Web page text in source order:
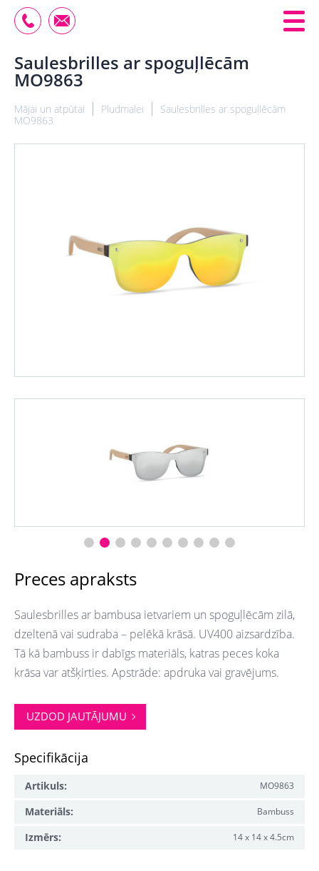
Saulesbrilles ar spoguļlēcām
MO9863
Mājai un atpūtai Pludmalei
Saulesbrilles ar spoguļlēcām
MO9863
Preces apraksts
Saulesbrilles ar bambusa ietvariem un spoguļlēcām zilā,
dzeltenā vai sudraba – pelēkā krāsā. UV400 aizsardzība.
Tā kā bambuss ir dabīgs materiāls, katras peces koka
krāsa var atšķirties. Apstrāde: apdruka vai gravējums.
UZDOD JAUTĀJUMU
Specifikācija
Artikuls: MO9863
Materiāls: Bambuss
Izmērs: 14 x 14 x 4.5cm